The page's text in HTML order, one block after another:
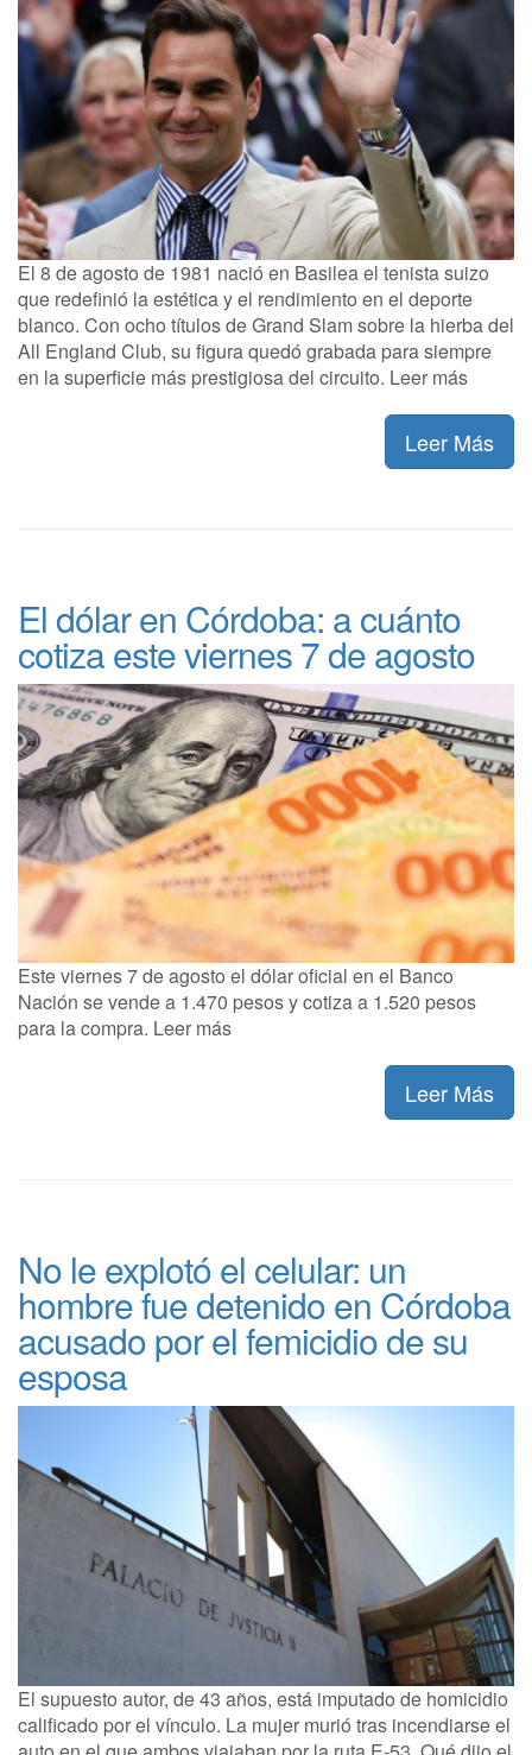
El 8 de agosto de 1981 nació en Basilea el tenista suizo
que redefinió la estética y el rendimiento en el deporte
blanco. Con ocho títulos de Grand Slam sobre la hierba del
All England Club, su figura quedó grabada para siempre
en la superficie más prestigiosa del circuito. Leer más
Leer Más
El dólar en Córdoba: a cuánto
cotiza este viernes 7 de agosto
Este viernes 7 de agosto el dólar oficial en el Banco
Nación se vende a 1.470 pesos y cotiza a 1.520 pesos
para la compra. Leer más
Leer Más
No le explotó el celular: un
hombre fue detenido en Córdoba
acusado por el femicidio de su
esposa
El supuesto autor, de 43 años, está imputado de homicidio
calificado por el vínculo. La mujer murió tras incendiarse el